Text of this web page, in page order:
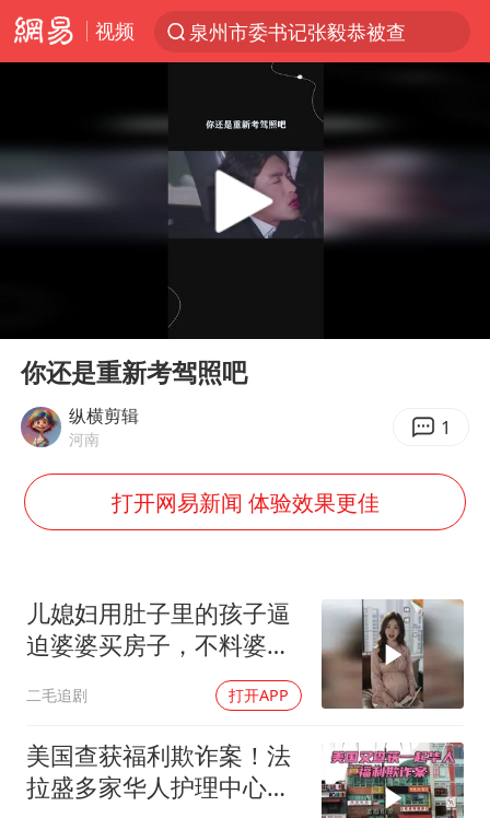
视频
泉州市委书记张毅恭被查
台风白海豚已进入24小时警戒线
四川宜宾市高县4.9级地震致1人死亡
秋天的第一杯奶茶到底有多火
国防部：中国军队坚决反制任何闹海挑衅图谋
“今天得有40℃了吧 为啥还不预警”
胡彦斌韩磊 谁帮谁
胡彦斌获《歌手2026》歌王
38岁演员求职万岁山NPC成功
夯实基础开新局
Play
你还是重新考驾照吧
纵横剪辑
河南 1
打开网易新闻 体验效果更佳
儿媳妇用肚子里的孩子逼
迫婆婆买房子，不料婆婆
二毛追剧 打开APP
美国查获福利欺诈案！法
拉盛多家华人护理中心欺